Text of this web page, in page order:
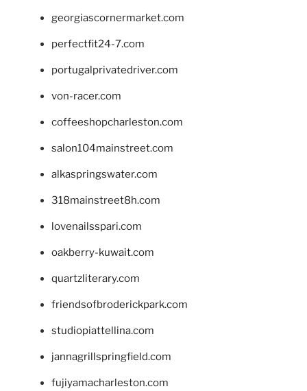
georgiascornermarket.com
perfectfit24-7.com
portugalprivatedriver.com
von-racer.com
coffeeshopcharleston.com
salon104mainstreet.com
alkaspringswater.com
318mainstreet8h.com
lovenailsspari.com
oakberry-kuwait.com
quartzliterary.com
friendsofbroderickpark.com
studiopiattellina.com
jannagrillspringfield.com
fujiyamacharleston.com